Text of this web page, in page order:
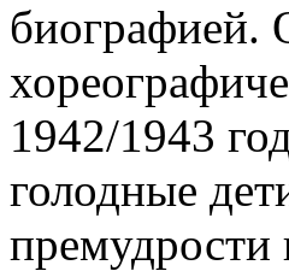
биографией.
1942/1943
голодные
премудрости